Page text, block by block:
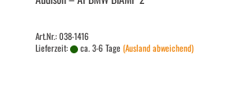
Art.Nr.: 038-1416
Lieferzeit:
ca. 3-6 Tage(Ausland abweichend)